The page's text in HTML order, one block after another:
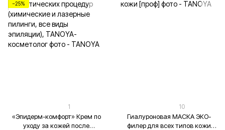
−25%
1
«Эпидерм-комфорт» Крем по
уходу за кожей после
10
Гиалуроновая МАСКА ЭКО-
филер для всех типов кожи